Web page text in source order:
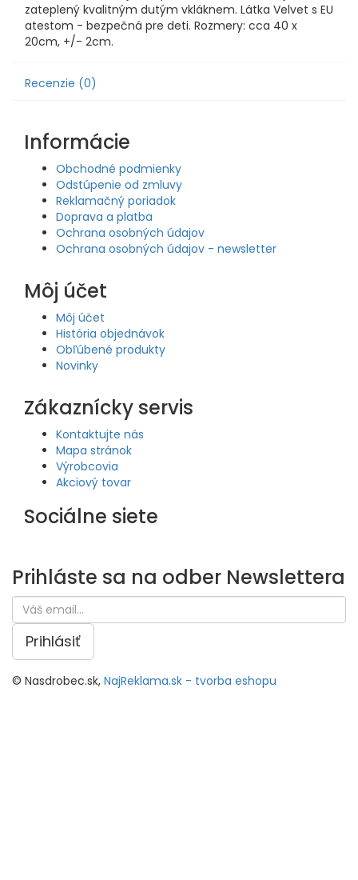
zateplený kvalitným dutým vkláknem. Látka Velvet s EU
atestom - bezpečná pre deti. Rozmery: cca 40 x
20cm, +/- 2cm.
Recenzie (0)
Informácie
Obchodné podmienky
Odstúpenie od zmluvy
Reklamačný poriadok
Doprava a platba
Ochrana osobných údajov
Ochrana osobných údajov - newsletter
Môj účet
Môj účet
História objednávok
Obľúbené produkty
Novinky
Zákaznícky servis
Kontaktujte nás
Mapa stránok
Výrobcovia
Akciový tovar
Sociálne siete
Prihláste sa na odber Newslettera
Prihlásiť
© Nasdrobec.sk, NajReklama.sk - tvorba eshopu